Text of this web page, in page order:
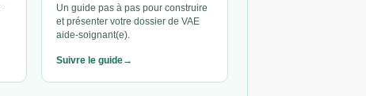
Un guide pas à pas pour construire
et présenter votre dossier de VAE
aide-soignant(e).
Suivre le guide